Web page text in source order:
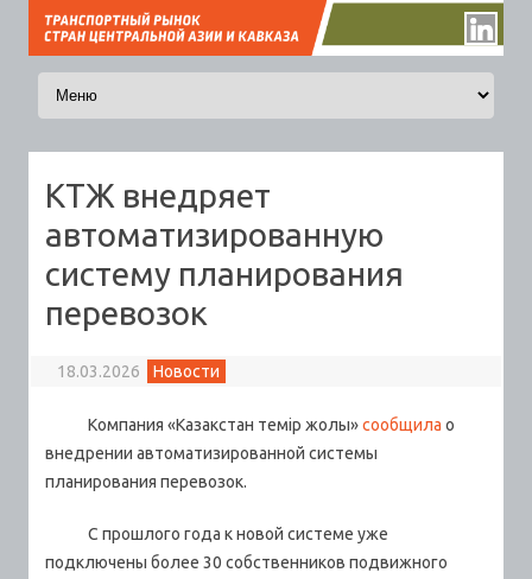
Перейти к содержимому
КТЖ внедряет
автоматизированную
систему планирования
перевозок
18.03.2026 Новости
Компания «Казакстан темір жолы»сообщила о
внедрении автоматизированной системы
планирования перевозок.
С прошлого года к новой системе уже
подключены более 30 собственников подвижного